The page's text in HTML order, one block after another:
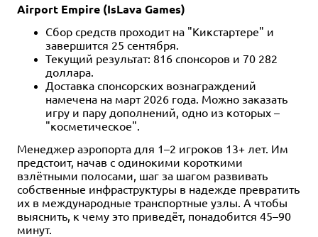
Airport Empire (IsLava Games)
Сбор средств проходит на "Кикстартере" и
завершится 25 сентября.
Текущий результат: 816 спонсоров и 70 282
доллара.
Доставка спонсорских вознаграждений
намечена на март 2026 года. Можно заказать
игру и пару дополнений, одно из которых –
"косметическое".
Менеджер аэропорта для 1–2 игроков 13+ лет. Им
предстоит, начав с одинокими короткими
взлётными полосами, шаг за шагом развивать
собственные инфраструктуры в надежде превратить
их в международные транспортные узлы. А чтобы
выяснить, к чему это приведёт, понадобится 45–90
минут.